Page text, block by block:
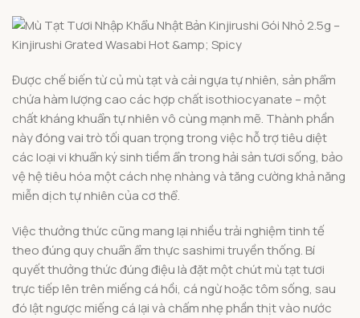
Được chế biến từ củ mù tạt và cải ngựa tự nhiên, sản phẩm
chứa hàm lượng cao các hợp chất isothiocyanate – một
chất kháng khuẩn tự nhiên vô cùng mạnh mẽ. Thành phần
này đóng vai trò tối quan trọng trong việc hỗ trợ tiêu diệt
các loại vi khuẩn ký sinh tiềm ẩn trong hải sản tươi sống, bảo
vệ hệ tiêu hóa một cách nhẹ nhàng và tăng cường khả năng
miễn dịch tự nhiên của cơ thể.
Việc thưởng thức cũng mang lại nhiều trải nghiệm tinh tế
theo đúng quy chuẩn ẩm thực sashimi truyền thống. Bí
quyết thưởng thức đúng điệu là đặt một chút mù tạt tươi
trực tiếp lên trên miếng cá hồi, cá ngừ hoặc tôm sống, sau
đó lật ngược miếng cá lại và chấm nhẹ phần thịt vào nước